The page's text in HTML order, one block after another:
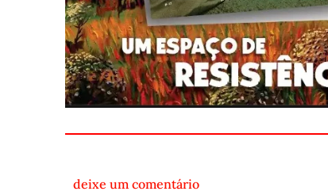
deixe um comentário